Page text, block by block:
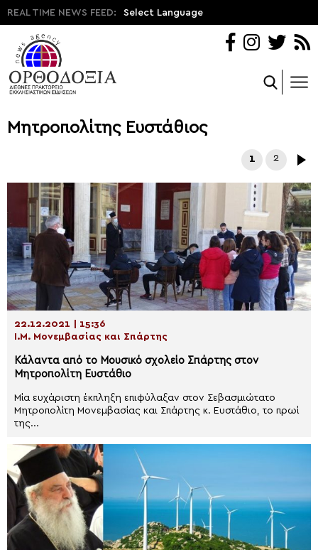
REAL TIME NEWS FEED: Select Language
Μητροπολίτης Ευστάθιος
1 2
22.12.2021 | 15:36
Ι.Μ. Μονεμβασίας και Σπάρτης
Κάλαντα από το Μουσικό σχολείο Σπάρτης στον
Μητροπολίτη Ευστάθιο
Μία ευχάριστη έκπληξη επιφύλαξαν στον Σεβασμιώτατο
Μητροπολίτη Μονεμβασίας και Σπάρτης κ. Ευστάθιο, το πρωί
της...